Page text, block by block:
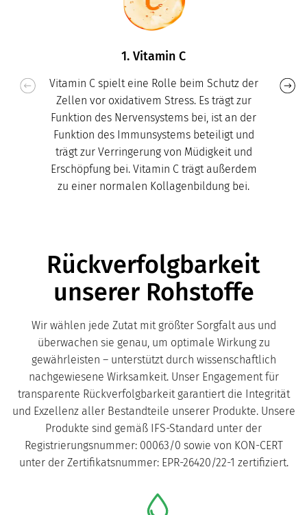
1. Vitamin C
Vitamin C spielt eine Rolle beim Schutz der
Zellen vor oxidativem Stress. Es trägt zur
Funktion des Nervensystems bei, ist an der
Funktion des Immunsystems beteiligt und
trägt zur Verringerung von Müdigkeit und
Erschöpfung bei. Vitamin C trägt außerdem
zu einer normalen Kollagenbildung bei.
Rückverfolgbarkeit
unserer Rohstoffe
Wir wählen jede Zutat mit größter Sorgfalt aus und
überwachen sie genau, um optimale Wirkung zu
gewährleisten – unterstützt durch wissenschaftlich
nachgewiesene Wirksamkeit. Unser Engagement für
transparente Rückverfolgbarkeit garantiert die Integrität
und Exzellenz aller Bestandteile unserer Produkte. Unsere
Produkte sind gemäß IFS-Standard unter der
Registrierungsnummer: 00063/0 sowie von KON-CERT
unter der Zertifikatsnummer: EPR-26420/22-1 zertifiziert.